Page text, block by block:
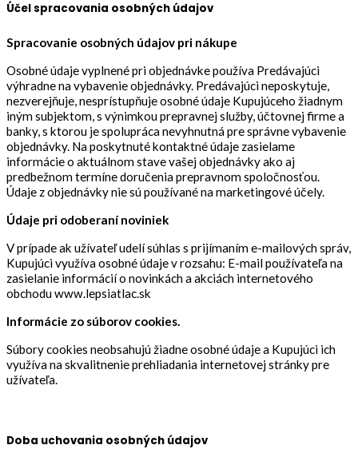
Účel spracovania osobných údajov
Spracovanie osobných údajov pri nákupe
Osobné údaje vyplnené pri objednávke používa Predávajúci
výhradne na vybavenie objednávky. Predávajúci neposkytuje,
nezverejňuje, nesprístupňuje osobné údaje Kupujúceho žiadnym
iným subjektom, s výnimkou prepravnej služby, účtovnej firme a
banky, s ktorou je spolupráca nevyhnutná pre správne vybavenie
objednávky. Na poskytnuté kontaktné údaje zasielame
informácie o aktuálnom stave vašej objednávky ako aj
predbežnom termíne doručenia prepravnom spoločnosťou.
Údaje z objednávky nie sú používané na marketingové účely.
Údaje pri odoberaní noviniek
V prípade ak užívateľ udelí súhlas s prijímaním e-mailových správ,
Kupujúci využíva osobné údaje v rozsahu: E-mail používateľa na
zasielanie informácií o novinkách a akciách internetového
obchodu www.lepsiatlac.sk
Informácie zo súborov cookies.
Súbory cookies neobsahujú žiadne osobné údaje a Kupujúci ich
využíva na skvalitnenie prehliadania internetovej stránky pre
užívateľa.
Doba uchovania osobných údajov